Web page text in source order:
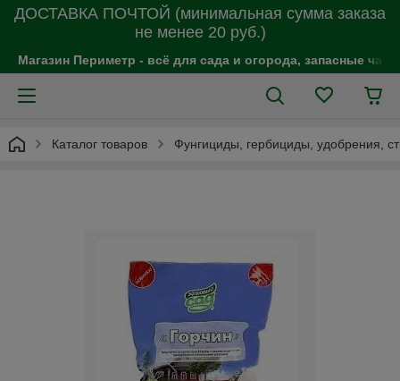
ДОСТАВКА ПОЧТОЙ (минимальная сумма заказа
не менее 20 руб.)
Магазин Периметр - всё для сада и огорода, запасные
Каталог товаров Фунгициды, гербициды, удобрения,